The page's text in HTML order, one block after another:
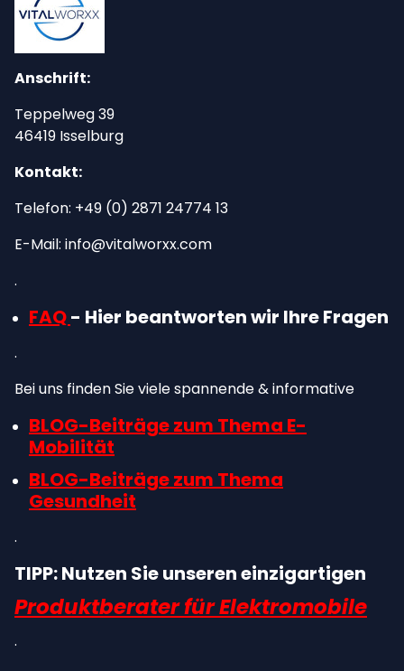
Anschrift:
Teppelweg 39
46419 Isselburg
Kontakt:
Telefon: +49 (0) 2871 24774 13
E-Mail: info@vitalworxx.com
.
FAQ- Hier beantworten wir Ihre Fragen
.
Bei uns finden Sie viele spannende & informative
BLOG-Beiträge zum Thema E-
Mobilität
BLOG-Beiträge zum Thema
Gesundheit
.
TIPP: Nutzen Sie unseren einzigartigen
Produktberater für Elektromobile
.